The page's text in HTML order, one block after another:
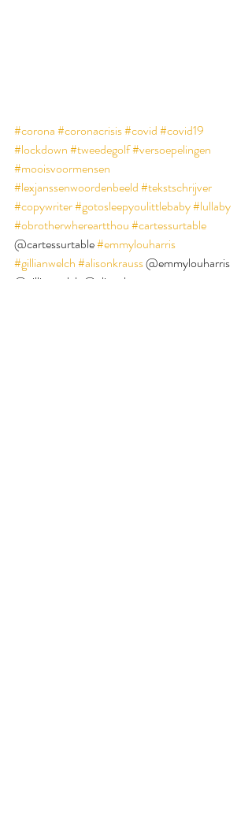
#corona#coronacrisis#covid#covid19
#lockdown#tweedegolf#versoepelingen
#mooisvoormensen
#lexjanssenwoordenbeeld#tekstschrijver
#copywriter#gotosleepyoulittlebaby#lullaby
#obrotherwhereartthou#cartessurtable
@cartessurtable #emmylouharris
#gillianwelch#alisonkrauss @emmylouharris
@gillianwelch @alisonkrauss